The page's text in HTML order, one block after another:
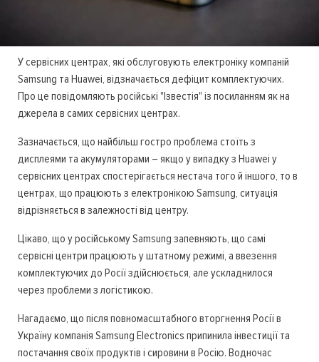
У сервісних центрах, які обслуговують електроніку компаній
Samsung та Huawei, відзначається дефіцит комплектуючих.
Про це повідомляють російські "Ізвестія" із посиланням як на
джерела в самих сервісних центрах.
Зазначається, що найбільш гостро проблема стоїть з
дисплеями та акумуляторами – якщо у випадку з Huawei у
сервісних центрах спостерігається нестача того й іншого, то в
центрах, що працюють з електронікою Samsung, ситуація
відрізняється в залежності від центру.
Цікаво, що у російському Samsung запевняють, що самі
сервісні центри працюють у штатному режимі, а ввезення
комплектуючих до Росії здійснюється, але ускладнилося
через проблеми з логістикою.
Нагадаємо, що після повномасштабного вторгнення Росії в
Україну компанія Samsung Electronics припинила інвестиції та
постачання своїх продуктів і сировини в Росію. Водночас